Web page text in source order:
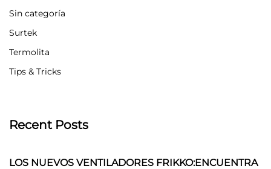
Sin categoría
Surtek
Termolita
Tips & Tricks
Recent Posts
LOS NUEVOS VENTILADORES FRIKKO:ENCUENTRA